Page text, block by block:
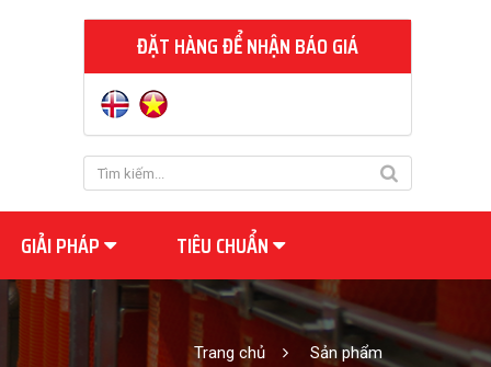
ĐẶT HÀNG ĐỂ NHẬN BÁO GIÁ
GIẢI PHÁP TIÊU CHUẨN
Trang chủ Sản phẩm